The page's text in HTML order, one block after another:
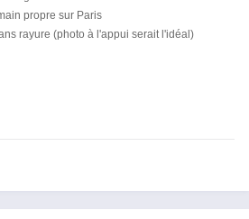
propre sur Paris
rayure (photo à l'appui serait l'idéal)